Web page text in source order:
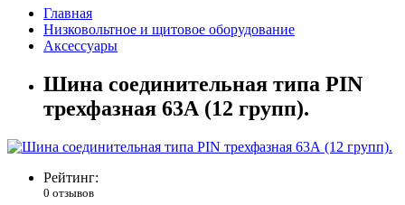
Главная
Низковольтное и щитовое оборудование
Аксессуары
Шина соединительная типа PIN
трехфазная 63А (12 групп).
Рейтинг:
0 отзывов